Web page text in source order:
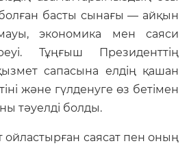
басты сынағы — айқын
экономика мен саяси
Тұңғыш Президенттің
сапасына елдің қашан
және гүлденуге өз бетімен
тәуелді болды.
саясат пен оның